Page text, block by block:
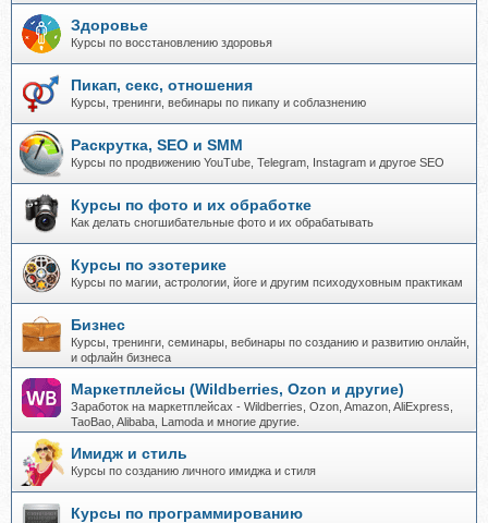
Здоровье
Курсы по восстановлению здоровья
Пикап, секс, отношения
Курсы, тренинги, вебинары по пикапу и соблазнению
Раскрутка, SEO и SMM
Курсы по продвижению YouTube, Telegram, Instagram и другое SEO
Курсы по фото и их обработке
Как делать сногшибательные фото и их обрабатывать
Курсы по эзотерике
Курсы по магии, астрологии, йоге и другим психодуховным практикам
Бизнес
Курсы, тренинги, семинары, вебинары по созданию и развитию онлайн,
и офлайн бизнеса
Маркетплейсы (Wildberries, Ozon и другие)
Заработок на маркетплейсах - Wildberries, Ozon, Amazon, AliExpress,
TaoBao, Alibaba, Lamoda и многие другие.
Имидж и стиль
Курсы по созданию личного имиджа и стиля
Курсы по программированию